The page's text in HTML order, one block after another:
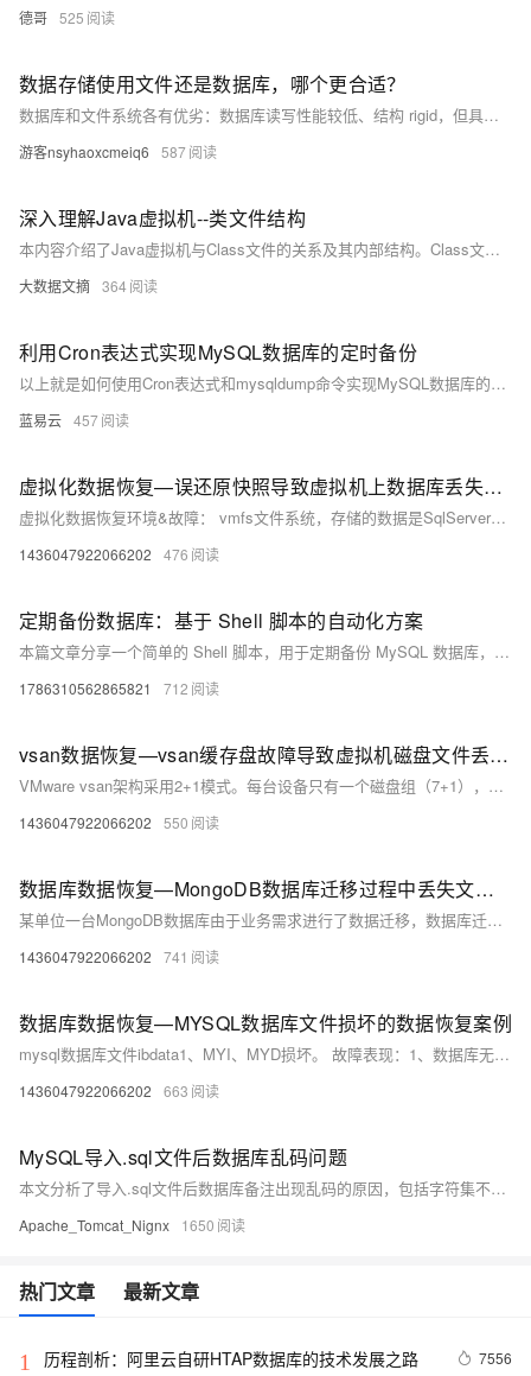
德哥 525
数据存储使用文件还是数据库，哪个更合适？
数据库和文件系统各有优劣：数据库读写性能较低、结构 rigid，但具备计算能力和数据一致性保障；文件系统灵活易管理、读写高效，但缺乏计算能力且无法保证一致性。针对仅需高效存储与灵活管理的场景，文件系统更优，但其计算短板可通过开源工具 SPL（Structured Process Language）弥补。SPL 提供独立计算语法及高性能文件格式（如集文件、组表），支持复杂计算与多源混合查询，甚至可替代数据仓库。此外，SPL 易集成、支持热切换，大幅提升开发运维效率，是后数据库时代文件存储的理想补充方案。
游客nsyhaoxcmeiq6 587
深入理解Java虚拟机--类文件结构
本内容介绍了Java虚拟机与Class文件的关系及其内部结构。Class文件是一种与语言无关的二进制格式，包含JVM指令集、符号表等信息。无论使用何种语言，只要能生成符合规范的Class文件，即可在JVM上运行。文章详细解析了Class文件的组成，包括魔数、版本号、常量池、访问标志、类索引、字段表、方法表和属性表等，并说明其在Java编译与运行过程中的作用。
大数据文摘 364
利用Cron表达式实现MySQL数据库的定时备份
以上就是如何使用Cron表达式和mysqldump命令实现MySQL数据库的定时备份。这种方法的优点是简单易用，而且可以根据需要定制备份的时间和频率。但是，它也有一些限制，例如，它不能备份MySQL服务器的配置文件和用户账户信息，也不能实现增量备份。如果需要更复杂的备份策略，可能需要使用专门的备份工具或服务。
蓝易云 457
虚拟化数据恢复—误还原快照导致虚拟机上数据库丢失的数据恢复案例
虚拟化数据恢复环境&故障： vmfs文件系统，存储的数据是SqlServer数据库及其他办公文件。 工作人员误将快照还原，导致了SqlServer数据库数据的丢失，需要恢复原来的SqlServer数据库文件。
1436047922066202 476
定期备份数据库：基于 Shell 脚本的自动化方案
本篇文章分享一个简单的 Shell 脚本，用于定期备份 MySQL 数据库，并自动将备份传输到远程服务器，帮助防止数据丢失。
1786310562865821 712
vsan数据恢复—vsan缓存盘故障导致虚拟机磁盘文件丢失的数据恢复案例
VMware vsan架构采用2+1模式。每台设备只有一个磁盘组（7+1），缓存盘的大小为240GB，容量盘的大小为1.2TB。 由于其中一台主机（0号组设备）的缓存盘出现故障，导致VMware虚拟化环境中搭建的2台虚拟机的磁盘文件（vmdk）丢失。
1436047922066202 550
数据库数据恢复—MongoDB数据库迁移过程中丢失文件的数据恢复案例
某单位一台MongoDB数据库由于业务需求进行了数据迁移，数据库迁移后提示：“Windows无法启动MongoDB服务（位于 本地计算机 上）错误1067：进程意外终止。”
1436047922066202 741
数据库数据恢复—MYSQL数据库文件损坏的数据恢复案例
mysql数据库文件ibdata1、MYI、MYD损坏。 故障表现：1、数据库无法进行查询等操作；2、使用mysqlcheck和myisamchk无法修复数据库。
1436047922066202 663
MySQL导入.sql文件后数据库乱码问题
本文分析了导入.sql文件后数据库备注出现乱码的原因，包括字符集不匹配、备注内容编码问题及MySQL版本或配置问题，并提供了详细的解决步骤，如检查和统一字符集设置、修改客户端连接方式、检查MySQL配置等，确保导入过程顺利。
Apache_Tomcat_Nignx 1650
热门文章 最新文章
1 历程剖析：阿里云自研HTAP数据库的技术发展之路 7556